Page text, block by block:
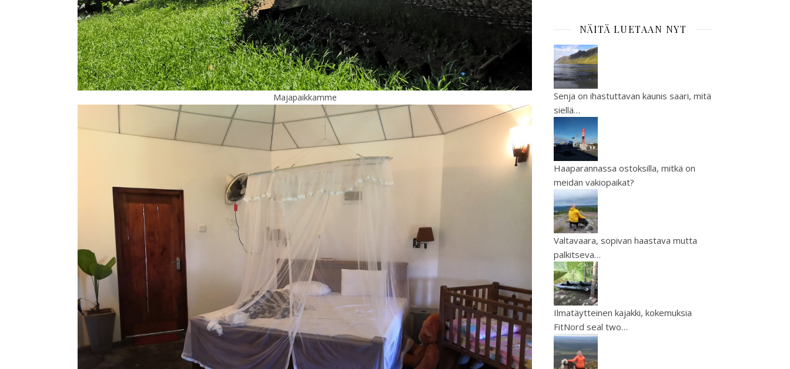
Majapaikkamme
NÄITÄ LUETAAN NYT
Senja on ihastuttavan kaunis saari, mitä
siellä…
Haaparannassa ostoksilla, mitkä on
meidän vakiopaikat?
Valtavaara, sopivan haastava mutta
palkitseva…
Ilmatäytteinen kajakki, kokemuksia
FitNord seal two…